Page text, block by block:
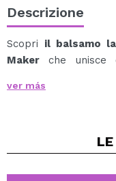
Descrizione
Scopri il balsamo
Maker che unisce
La sua texture si
Idratazione
ver más